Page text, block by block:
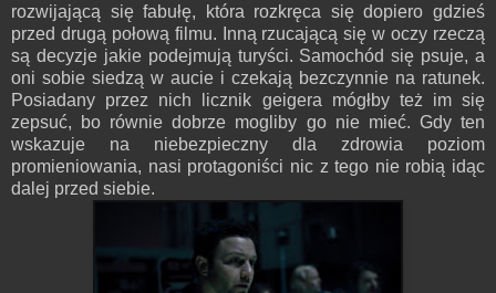
rozwijającą się fabułę, która rozkręca się dopiero gdzieś
przed drugą połową filmu. Inną rzucającą się w oczy rzeczą
są decyzje jakie podejmują turyści. Samochód się psuje, a
oni sobie siedzą w aucie i czekają bezczynnie na ratunek.
Posiadany przez nich licznik geigera mógłby też im się
zepsuć, bo równie dobrze mogliby go nie mieć. Gdy ten
wskazuje na niebezpieczny dla zdrowia poziom
promieniowania, nasi protagoniści nic z tego nie robią idąc
dalej przed siebie.